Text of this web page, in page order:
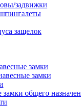
задвижки
защелок
замки
замки
общего